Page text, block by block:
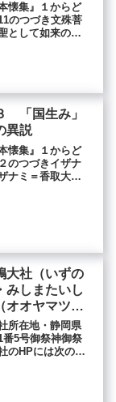
懐集』１からど
のつづき文殊菩
として如来の化
「国生み」
異説
懐集』１からど
のつづきイザナ
ナミ＝香取大明
大社（いずの
みしまたいし
オヤマツ
所在地・静岡県
5号御祭神御祭
のHPには次のよ